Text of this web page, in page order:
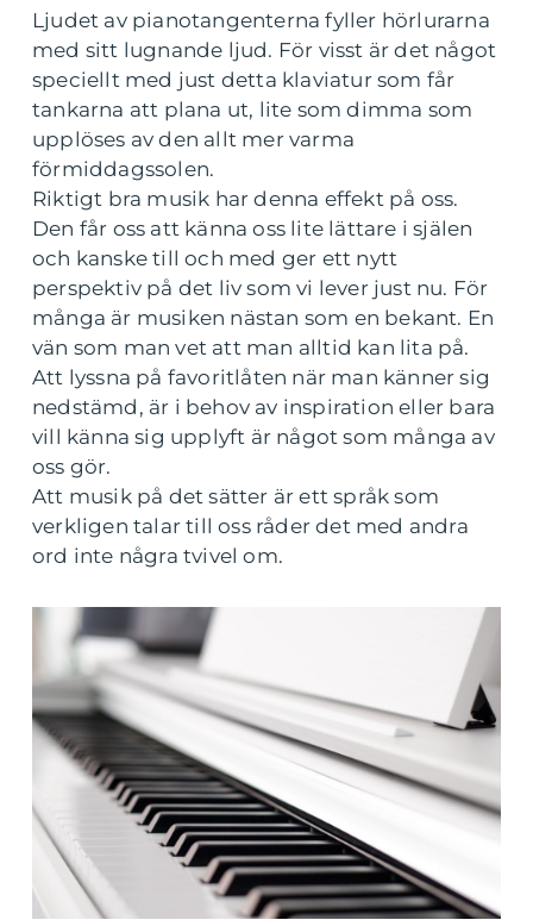
Ljudet av pianotangenterna fyller hörlurarna
med sitt lugnande ljud. För visst är det något
speciellt med just detta klaviatur som får
tankarna att plana ut, lite som dimma som
upplöses av den allt mer varma
förmiddagssolen.
Riktigt bra musik har denna effekt på oss.
Den får oss att känna oss lite lättare i själen
och kanske till och med ger ett nytt
perspektiv på det liv som vi lever just nu. För
många är musiken nästan som en bekant. En
vän som man vet att man alltid kan lita på.
Att lyssna på favoritlåten när man känner sig
nedstämd, är i behov av inspiration eller bara
vill känna sig upplyft är något som många av
oss gör.
Att musik på det sätter är ett språk som
verkligen talar till oss råder det med andra
ord inte några tvivel om.